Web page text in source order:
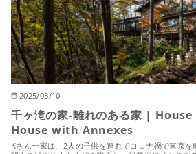
2025/03/10
千ヶ滝の家-離れのある家 |
House with Annexes
Kさん一家は、2人の子供を連れてコロナ禍で東京